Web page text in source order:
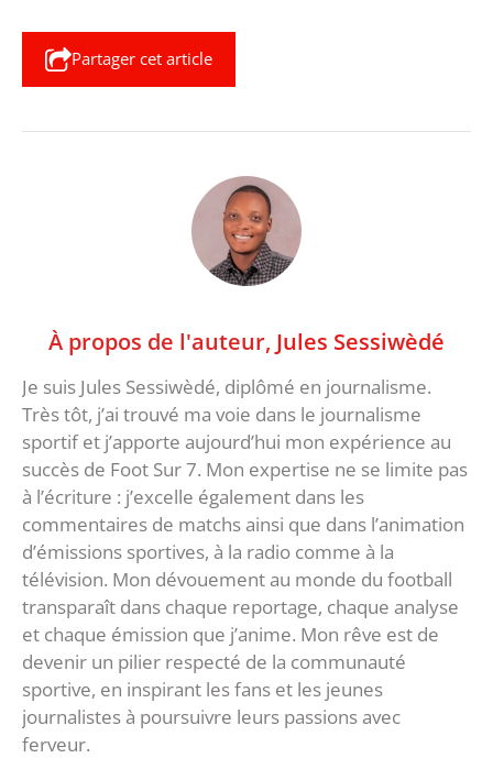
Partager cet article
À propos de l'auteur, Jules Sessiwèdé
Je suis Jules Sessiwèdé, diplômé en journalisme.
Très tôt, j’ai trouvé ma voie dans le journalisme
sportif et j’apporte aujourd’hui mon expérience au
succès de Foot Sur 7. Mon expertise ne se limite pas
à l’écriture : j’excelle également dans les
commentaires de matchs ainsi que dans l’animation
d’émissions sportives, à la radio comme à la
télévision. Mon dévouement au monde du football
transparaît dans chaque reportage, chaque analyse
et chaque émission que j’anime. Mon rêve est de
devenir un pilier respecté de la communauté
sportive, en inspirant les fans et les jeunes
journalistes à poursuivre leurs passions avec
ferveur.